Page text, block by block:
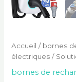
Accueil / bornes
électriques /
bornes de